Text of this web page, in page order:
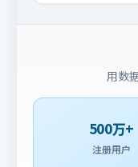
用数
500万+
注册用户